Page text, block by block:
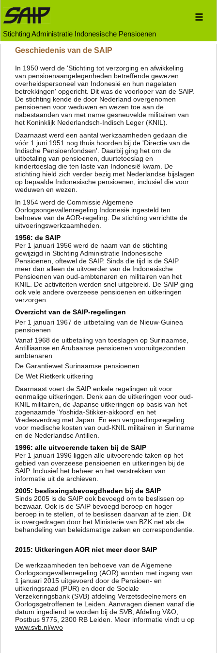
Stichting Administratie Indonesische Pensioenen
Geschiedenis van de SAIP
In 1950 werd de 'Stichting tot verzorging en afwikkeling
van pensioenaangelegenheden betreffende gewezen
overheidspersoneel van Indonesië en hun nagelaten
betrekkingen' opgericht. Dit was de voorloper van de SAIP.
De stichting kende de door Nederland overgenomen
pensioenen voor weduwen en wezen toe aan de
nabestaanden van met name gesneuvelde militairen van
het Koninklijk Nederlandsch-Indisch Leger (KNIL).
Daarnaast werd een aantal werkzaamheden gedaan die
vóór 1 juni 1951 nog thuis hoorden bij de 'Directie van de
Indische Pensioenfondsen'. Daarbij ging het om de
uitbetaling van pensioenen, duurtetoeslag en
kindertoeslag die ten laste van Indonesië kwam. De
stichting hield zich verder bezig met Nederlandse bijslagen
op bepaalde Indonesische pensioenen, inclusief die voor
weduwen en wezen.
In 1954 werd de Commissie Algemene
Oorlogsongevallenregeling Indonesië ingesteld ten
behoeve van de AOR-regeling. De stichting verrichtte de
uitvoeringswerkzaamheden.
1956: de SAIP
Per 1 januari 1956 werd de naam van de stichting
gewijzigd in Stichting Administratie Indonesische
Pensioenen, oftewel de SAIP. Sinds die tijd is de SAIP
meer dan alleen de uitvoerder van de Indonesische
Pensioenen van oud-ambtenaren en militairen van het
KNIL. De activiteiten werden snel uitgebreid. De SAIP ging
ook vele andere overzeese pensioenen en uitkeringen
verzorgen.
Overzicht van de SAIP-regelingen
Per 1 januari 1967 de uitbetaling van de Nieuw-Guinea
pensioenen
Vanaf 1968 de uitbetaling van toeslagen op Surinaamse,
Antilliaanse en Arubaanse pensioenen vooruitgezonden
ambtenaren
De Garantiewet Surinaamse pensioenen
De Wet Rietkerk uitkering
Daarnaast voert de SAIP enkele regelingen uit voor
eenmalige uitkeringen. Denk aan de uitkeringen voor oud-
KNIL militairen, de Japanse uitkeringen op basis van het
zogenaamde 'Yoshida-Stikker-akkoord' en het
Vredesverdrag met Japan. En een vergoedingsregeling
voor medische kosten van oud-KNIL militairen in Suriname
en de Nederlandse Antillen.
1996: alle uitvoerende taken bij de SAIP
Per 1 januari 1996 liggen alle uitvoerende taken op het
gebied van overzeese pensioenen en uitkeringen bij de
SAIP. Inclusief het beheer en het verstrekken van
informatie uit de archieven.
2005: beslissingsbevoegdheden bij de SAIP
Sinds 2005 is de SAIP ook bevoegd om te beslissen op
bezwaar. Ook is de SAIP bevoegd beroep en hoger
beroep in te stellen, of te beslissen daarvan af te zien. Dit
is overgedragen door het Ministerie van BZK net als de
behandeling van beleidsmatige zaken en correspondentie.
2015: Uitkeringen AOR niet meer door SAIP
De werkzaamheden ten behoeve van de Algemene
Oorlogsongevallenregeling (AOR) worden met ingang van
1 januari 2015 uitgevoerd door de Pensioen- en
uitkeringsraad (PUR) en door de Sociale
Verzekeringsbank (SVB) afdeling Verzetsdeelnemers en
Oorlogsgetroffenen te Leiden. Aanvragen dienen vanaf die
datum ingediend te worden bij de SVB, Afdeling V&O,
Postbus 9775, 2300 RB Leiden. Meer informatie vindt u op
www.svb.nl/wvo